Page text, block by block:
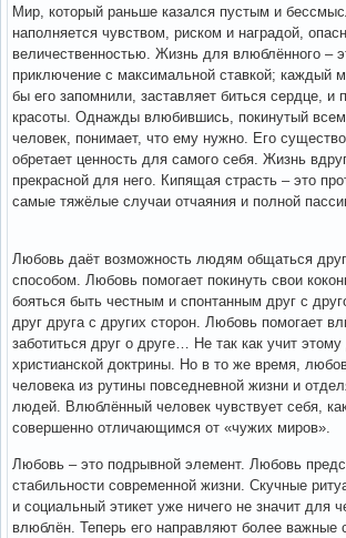
Мир, который раньше казался пустым и
наполняется чувством, риском и наградой,
величественностью. Жизнь для влюблённого –
приключение с максимальной ставкой; каждый
бы его запомнили, заставляет биться сердце,
красоты. Однажды влюбившись, покинутый
человек, понимает, что ему нужно. Его
обретает ценность для самого себя. Жизнь
прекрасной для него. Кипящая страсть – это
самые тяжёлые случаи отчаяния и полной
Любовь даёт возможность людям общаться
способом. Любовь помогает покинуть свои
бояться быть честным и спонтанным друг с
друг друга с других сторон. Любовь помогает
заботиться друг о друге… Не так как учит
христианской доктрины. Но в то же время,
человека из рутины повседневной жизни и
людей. Влюблённый человек чувствует себя,
совершенно отличающимся от «чужих миров».
Любовь – это подрывной элемент. Любовь
стабильности современной жизни. Скучные
и социальный этикет уже ничего не значит для
влюблён. Теперь его направляют более важные